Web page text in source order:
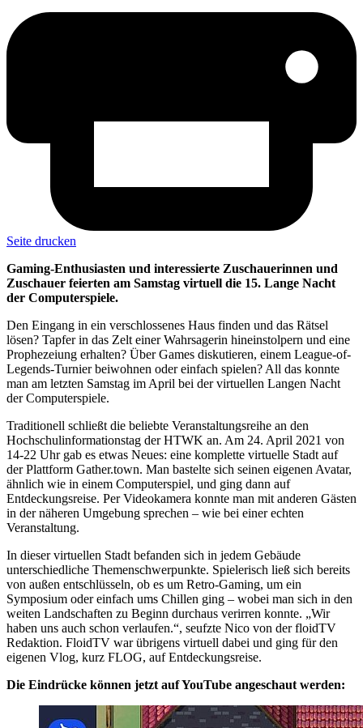
Seite drucken
Gaming-Enthusiasten und interessierte Zuschauerinnen und
Zuschauer feierten am Samstag virtuell die 15. Lange Nacht
der Computerspiele.
Den Eingang in ein verschlossenes Haus finden und das Rätsel
lösen? Tapfer in das Zelt einer Wahrsagerin hineinstolpern und eine
Prophezeiung erhalten? Über Games diskutieren, einem League-of-
Legends-Turnier beiwohnen oder einfach spielen? All das konnte
man am letzten Samstag im April bei der virtuellen Langen Nacht
der Computerspiele.
Traditionell schließt die beliebte Veranstaltungsreihe an den
Hochschulinformationstag der HTWK an. Am 24. April 2021 von
14-22 Uhr gab es etwas Neues: eine komplette virtuelle Stadt auf
der Plattform Gather.town. Man bastelte sich seinen eigenen Avatar,
ähnlich wie in einem Computerspiel, und ging dann auf
Entdeckungsreise. Per Videokamera konnte man mit anderen Gästen
in der näheren Umgebung sprechen – wie bei einer echten
Veranstaltung.
In dieser virtuellen Stadt befanden sich in jedem Gebäude
unterschiedliche Themenschwerpunkte. Spielerisch ließ sich bereits
von außen entschlüsseln, ob es um Retro-Gaming, um ein
Symposium oder einfach ums Chillen ging – wobei man sich in den
weiten Landschaften zu Beginn durchaus verirren konnte. „Wir
haben uns auch schon verlaufen.“, seufzte Nico von der floidTV
Redaktion. FloidTV war übrigens virtuell dabei und ging für den
eigenen Vlog, kurz FLOG, auf Entdeckungsreise.
Die Eindrücke können jetzt auf YouTube angeschaut werden: